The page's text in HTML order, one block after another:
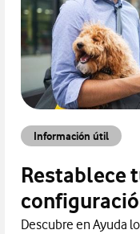
Información útil
Restablece
Descubre en Ayuda